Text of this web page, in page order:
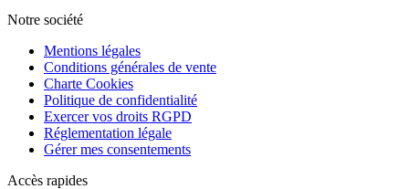
Notre société
Mentions légales
Conditions générales de vente
Charte Cookies
Politique de confidentialité
Exercer vos droits RGPD
Réglementation légale
Gérer mes consentements
Accès rapides